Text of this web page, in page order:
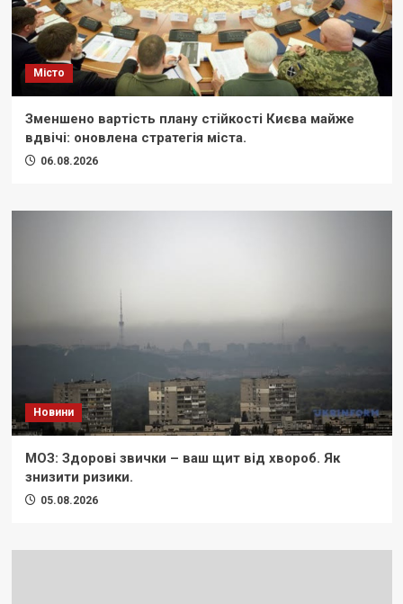
Місто
Зменшено вартість плану стійкості Києва майже
вдвічі: оновлена стратегія міста.
06.08.2026
Новини
МОЗ: Здорові звички – ваш щит від хвороб. Як
знизити ризики.
05.08.2026